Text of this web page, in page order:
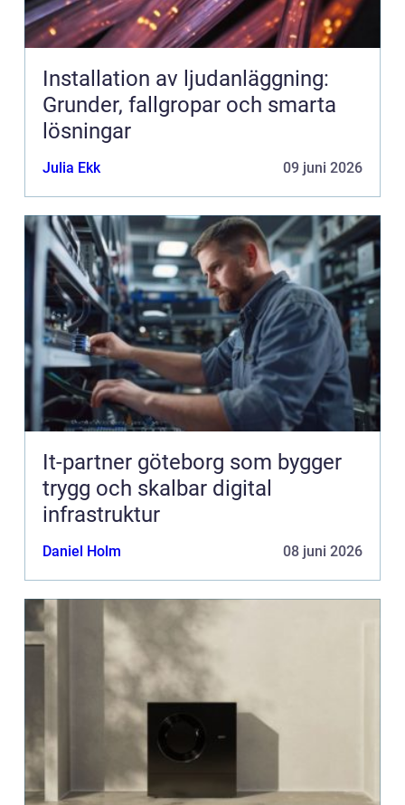
Installation av ljudanläggning:
Grunder, fallgropar och smarta
lösningar
Julia Ekk 09 juni 2026
It-partner göteborg som bygger
trygg och skalbar digital
infrastruktur
Daniel Holm 08 juni 2026